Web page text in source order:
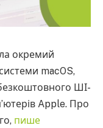
окремий
macOS,
ШІ-
Apple. Про
пише